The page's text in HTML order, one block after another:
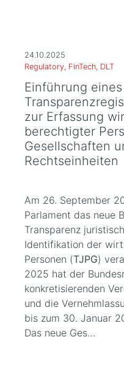
24.10.2025
Regulatory, FinTech, DLT
Einführung
zur Erfassung
berechtigter
Gesellschaften
Rechtseinheiten
Am 26. September
Parlament das neue
Transparenz
Identifikation der
Personen (TJPG)
2025 hat der
konkretisierenden
und die
bis zum 30. Januar
Das neue Ges…